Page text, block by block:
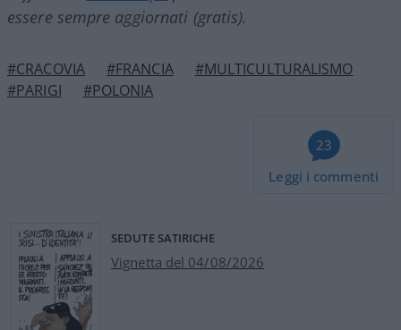
essere sempre aggiornati (gratis).
#CRACOVIA #FRANCIA
#MULTICULTURALISMO
#PARIGI
#POLONIA
23
Leggi i commenti
SEDUTE SATIRICHE
Vignetta del 04/08/2026